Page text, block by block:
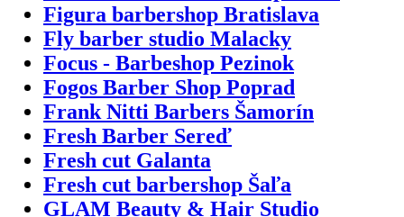
Figura barbershop Bratislava
Fly barber studio Malacky
Focus - Barbeshop Pezinok
Fogos Barber Shop Poprad
Frank Nitti Barbers Šamorín
Fresh Barber Sereď
Fresh cut Galanta
Fresh cut barbershop Šaľa
GLAM Beauty & Hair Studio